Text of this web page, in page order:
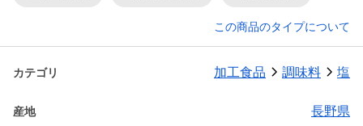
この商品のタイプについて
カテゴリ 加工食品 調味料 塩
産地 長野県